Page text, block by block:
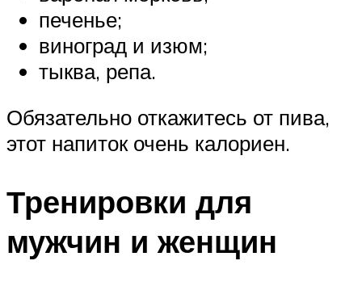
печенье;
виноград и изюм;
тыква, репа.
Обязательно откажитесь от пива,
этот напиток очень калориен.
Тренировки для
мужчин и женщин